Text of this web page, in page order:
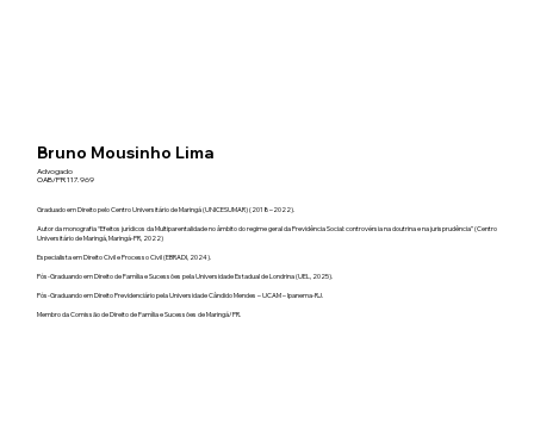
Bruno Mousinho Lima
Advogado
OAB/PR 117.969
Graduado em Direito pelo Centro Universitário de Maringá (UNICESUMAR) (2018–2022).
Autor da monografia “Efeitos jurídicos da Multiparentalidade no âmbito do regime geral da Previdência Social: controvérsia na doutrina e na jurisprudência” (Centro
Universitário de Maringá, Maringá-PR, 2022)
Especialista em Direito Civil e Processo Civil (EBRADI, 2024).
Pós-Graduando em Direito de Família e Sucessões pela Universidade Estadual de Londrina (UEL, 2025).
Pós-Graduando em Direito Previdenciário pela Universidade Cândido Mendes – UCAM – Ipanema-RJ.
Membro da Comissão de Direito de Família e Sucessões de Maringá/PR.